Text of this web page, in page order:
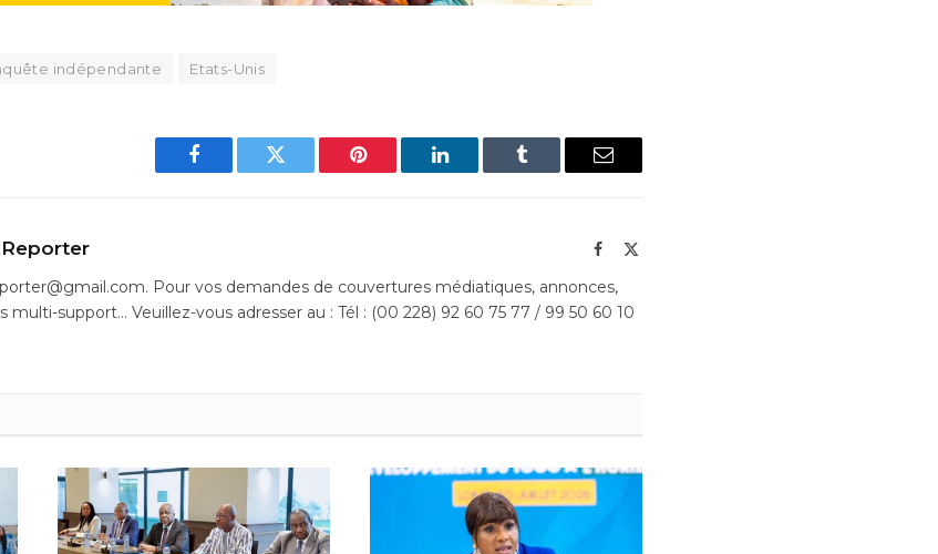
indépendante Etats-Unis
Facebook Twitter Pinterest LinkedIn Tumblr Email
Facebook
Pour vos demandes de couvertures médiatiques, annonces,
multi-support… Veuillez-vous adresser au : Tél : (00 228) 92 60 75 77 / 99 50 60 10